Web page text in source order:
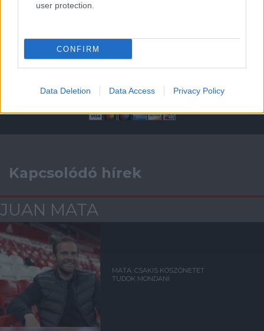
user protection.
CONFIRM
Data Deletion Data Access Privacy Policy
Támogasd adományoddal
Kapcsolódó hírek
JUAN MATA
MATA: CSAKIS KÖSZÖNETET
TUDOK MONDANI